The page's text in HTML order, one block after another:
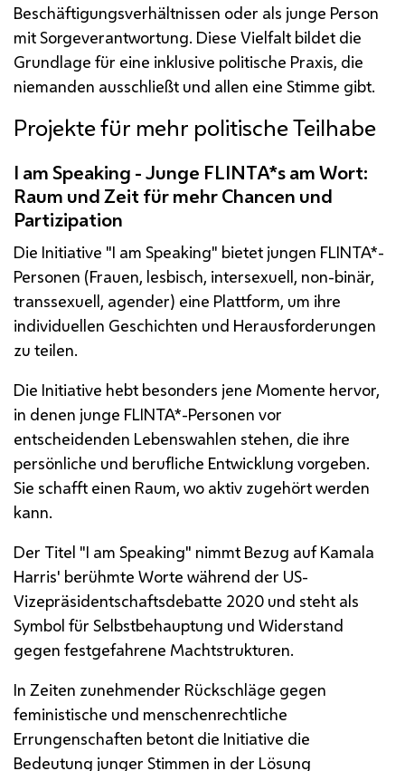
Beschäftigungsverhältnissen oder als junge Person
mit Sorgeverantwortung. Diese Vielfalt bildet die
Grundlage für eine inklusive politische Praxis, die
niemanden ausschließt und allen eine Stimme gibt.
Projekte für mehr politische Teilhabe
I am Speaking - Junge FLINTA*s am Wort:
Raum und Zeit für mehr Chancen und
Partizipation
Die Initiative "I am Speaking" bietet jungen FLINTA*-
Personen (Frauen, lesbisch, intersexuell, non-binär,
transsexuell, agender) eine Plattform, um ihre
individuellen Geschichten und Herausforderungen
zu teilen.
Die Initiative hebt besonders jene Momente hervor,
in denen junge FLINTA*-Personen vor
entscheidenden Lebenswahlen stehen, die ihre
persönliche und berufliche Entwicklung vorgeben.
Sie schafft einen Raum, wo aktiv zugehört werden
kann.
Der Titel "I am Speaking" nimmt Bezug auf Kamala
Harris' berühmte Worte während der US-
Vizepräsidentschaftsdebatte 2020 und steht als
Symbol für Selbstbehauptung und Widerstand
gegen festgefahrene Machtstrukturen.
In Zeiten zunehmender Rückschläge gegen
feministische und menschenrechtliche
Errungenschaften betont die Initiative die
Bedeutung junger Stimmen in der Lösung